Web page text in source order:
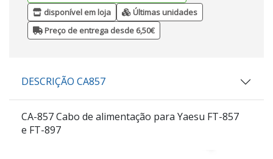
disponível em loja
Últimas unidades
Preço de entrega desde 6,50€
DESCRIÇÃO CA857
CA-857 Cabo de alimentação para Yaesu FT-857
e FT-897